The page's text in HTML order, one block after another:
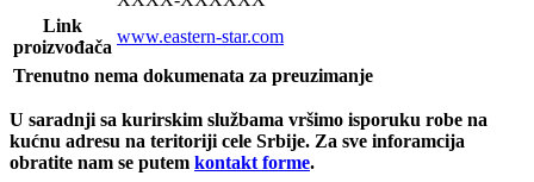
Link
proizvođača
www.eastern-star.com
Trenutno nema dokumenata za preuzimanje
U saradnji sa kurirskim službama vršimo isporuku robe na
kućnu adresu na teritoriji cele Srbije. Za sve inforamcija
obratite nam se putem kontakt forme.